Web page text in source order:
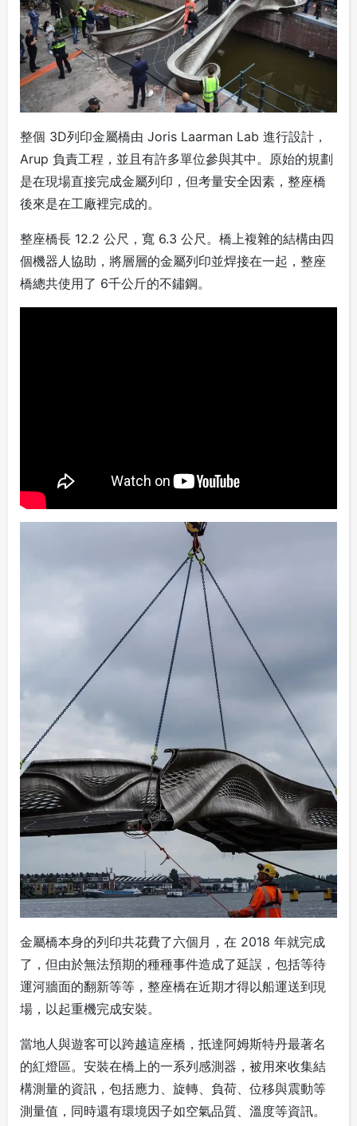
整個 3D列印金屬橋由 Joris Laarman Lab 進行設計，
Arup 負責工程，並且有許多單位參與其中。原始的規劃
是在現場直接完成金屬列印，但考量安全因素，整座橋
後來是在工廠裡完成的。
整座橋長 12.2 公尺，寬 6.3 公尺。橋上複雜的結構由四
個機器人協助，將層層的金屬列印並焊接在一起，整座
橋總共使用了 6千公斤的不鏽鋼。
金屬橋本身的列印共花費了六個月，在 2018 年就完成
了，但由於無法預期的種種事件造成了延誤，包括等待
運河牆面的翻新等等，整座橋在近期才得以船運送到現
場，以起重機完成安裝。
當地人與遊客可以跨越這座橋，抵達阿姆斯特丹最著名
的紅燈區。安裝在橋上的一系列感測器，被用來收集結
構測量的資訊，包括應力、旋轉、負荷、位移與震動等
測量值，同時還有環境因子如空氣品質、溫度等資訊。